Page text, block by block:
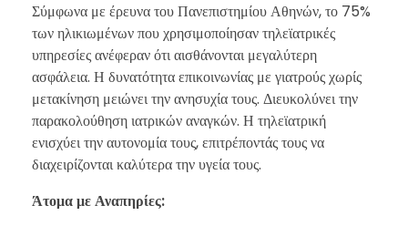
Σύμφωνα με έρευνα του Πανεπιστημίου Αθηνών, το 75%
των ηλικιωμένων που χρησιμοποίησαν τηλεϊατρικές
υπηρεσίες ανέφεραν ότι αισθάνονται μεγαλύτερη
ασφάλεια. Η δυνατότητα επικοινωνίας με γιατρούς χωρίς
μετακίνηση μειώνει την ανησυχία τους. Διευκολύνει την
παρακολούθηση ιατρικών αναγκών. Η τηλεϊατρική
ενισχύει την αυτονομία τους, επιτρέποντάς τους να
διαχειρίζονται καλύτερα την υγεία τους.
Άτομα με Αναπηρίες: